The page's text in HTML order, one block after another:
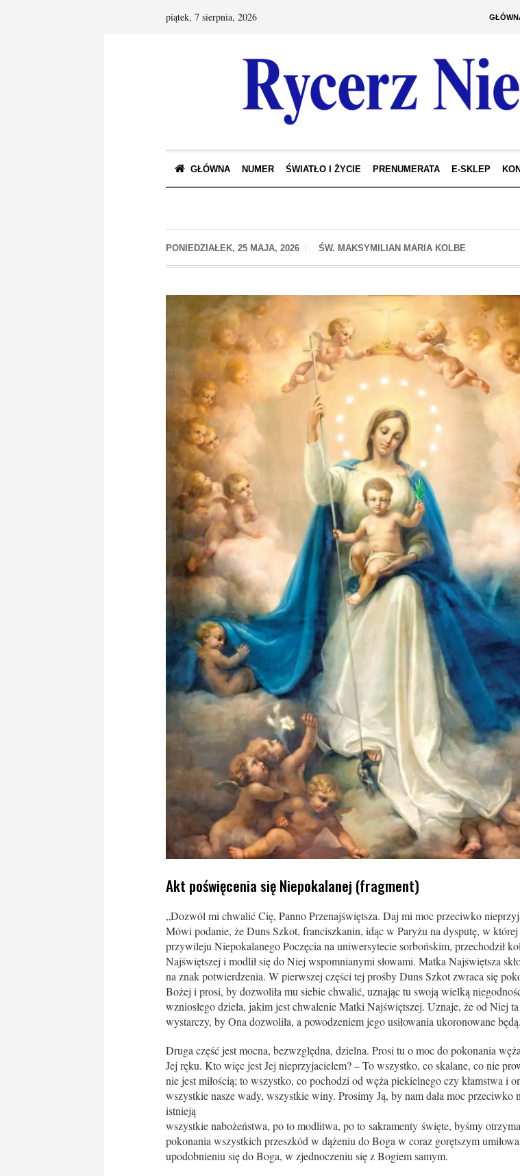
piątek, 7 sierpnia, 2026
GŁÓWNA NUMER ŚWIATŁO I ŻYCIE PRENUMERATA E-SKLEP
PONIEDZIAŁEK, 25 MAJA, 2026
Akt poświęcenia się Niepokalanej (fragment)
„Dozwól mi chwalić Cię, Panno Przenajświętsza. Daj mi moc przeciwko
Mówi podanie, że Duns Szkot, franciszkanin, idąc w Paryżu na dysputę, w której
przywileju Niepokalanego Poczęcia na uniwersytecie sorbońskim, przechodził
Najświętszej i modlił się do Niej wspomnianymi słowami. Matka Najświętsza
na znak potwierdzenia. W pierwszej części tej prośby Duns Szkot zwraca się
Bożej i prosi, by dozwoliła mu siebie chwalić, uznając tu swoją wielką
wzniosłego dzieła, jakim jest chwalenie Matki Najświętszej. Uznaje, że od Niej ta
wystarczy, by Ona dozwoliła, a powodzeniem jego usiłowania ukoronowane będą.
Druga część jest mocna, bezwzględna, dzielna. Prosi tu o moc do pokonania
Jej ręku. Kto więc jest Jej nieprzyjacielem? – To wszystko, co skalane, co nie
nie jest miłością; to wszystko, co pochodzi od węża piekielnego czy kłamstwa i
wszystkie nasze wady, wszystkie winy. Prosimy Ją, by nam dała moc
istnieją
wszystkie nabożeństwa, po to modlitwa, po to sakramenty święte, byśmy
pokonania wszystkich przeszkód w dążeniu do Boga w coraz gorętszym
upodobnieniu się do Boga, w zjednoczeniu się z Bogiem samym.